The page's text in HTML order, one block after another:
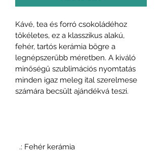
Kávé, tea és forró csokoládéhoz
tökéletes, ez a klasszikus alakú,
fehér, tartós kerámia bögre a
legnépszerűbb méretben. A kiváló
minőségű szublimációs nyomtatás
minden igaz meleg ital szerelmese
számára becsült ajándékvá teszi.